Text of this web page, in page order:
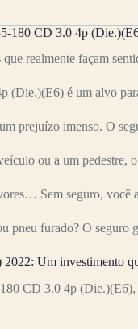
180 CD 3.0 4p
realmente façam
é um alvo
prejuízo imenso. O
ou a um
Sem seguro, você
pneu furado? O
Um investimento
CD 3.0 4p (Die.)(E6),